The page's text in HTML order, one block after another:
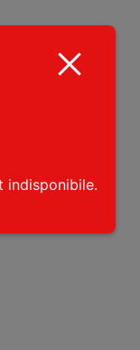
indisponibile.